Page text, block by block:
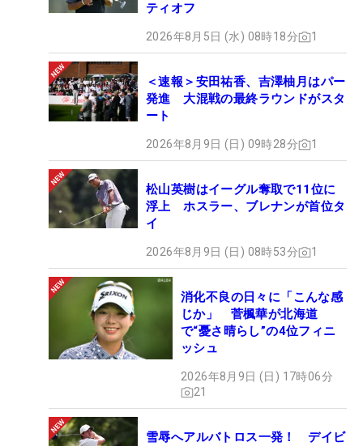
ティオフ
2026年8月5日 (水) 08時18分 1
＜速報＞安田祐香、吉澤柚月はパー
発進 大混戦の最終ラウンドがスタ
ート
2026年8月9日 (日) 09時28分 1
松山英樹はイーグル奪取で11位に
浮上 ホスラー、ブレナンが首位タ
イ
2026年8月9日 (日) 08時53分 1
消化不良の日々に「こんな感
じか」 菅楓華が北海道
で“憂さ晴らし”の4位フィニ
ッシュ
2026年8月9日 (日) 17時06分
21
雪辱へアルバトロス一発！ デイビ